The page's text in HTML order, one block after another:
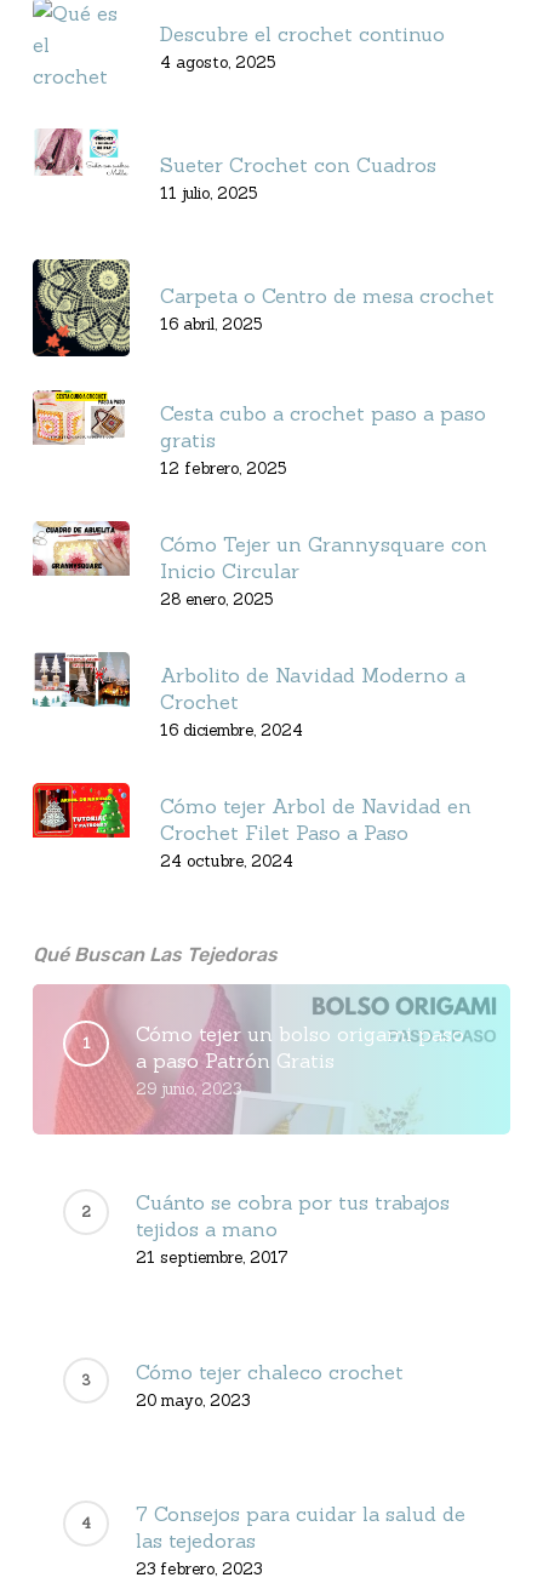
Descubre el crochet continuo
4 agosto, 2025
Sueter Crochet con Cuadros
11 julio, 2025
Carpeta o Centro de mesa crochet
16 abril, 2025
Cesta cubo a crochet paso a paso
gratis
12 febrero, 2025
Cómo Tejer un Grannysquare con
Inicio Circular
28 enero, 2025
Arbolito de Navidad Moderno a
Crochet
16 diciembre, 2024
Cómo tejer Arbol de Navidad en
Crochet Filet Paso a Paso
24 octubre, 2024
Qué Buscan Las Tejedoras
Cómo tejer un bolso origami paso
a paso Patrón Gratis
29 junio, 2023
Cuánto se cobra por tus trabajos
tejidos a mano
21 septiembre, 2017
Cómo tejer chaleco crochet
20 mayo, 2023
7 Consejos para cuidar la salud de
las tejedoras
23 febrero, 2023